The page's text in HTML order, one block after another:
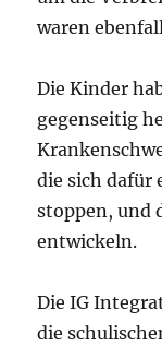
waren
Die Kinder
gegenseitig
die sich dafür
stoppen, und
entwickeln.
Die IG
die